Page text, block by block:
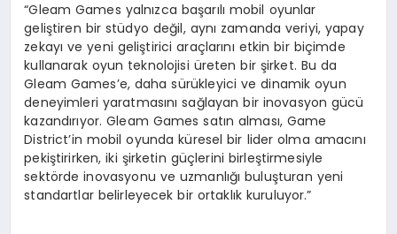
“Gleam Games yalnızca başarılı mobil oyunlar
geliştiren bir stüdyo değil, aynı zamanda veriyi, yapay
zekayı ve yeni geliştirici araçlarını etkin bir biçimde
kullanarak oyun teknolojisi üreten bir şirket. Bu da
Gleam Games’e, daha sürükleyici ve dinamik oyun
deneyimleri yaratmasını sağlayan bir inovasyon gücü
kazandırıyor. Gleam Games satın alması, Game
District’in mobil oyunda küresel bir lider olma amacını
pekiştirirken, iki şirketin güçlerini birleştirmesiyle
sektörde inovasyonu ve uzmanlığı buluşturan yeni
standartlar belirleyecek bir ortaklık kuruluyor.”